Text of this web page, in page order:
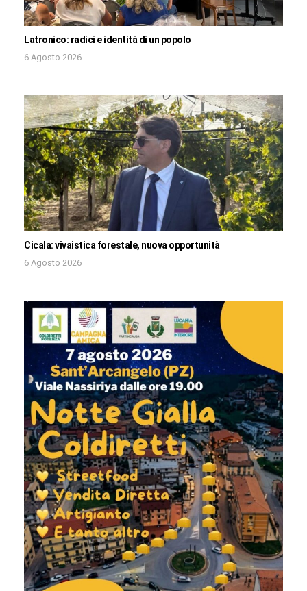
Latronico: radici e identità di un popolo
6 Agosto 2026
Cicala: vivaistica forestale, nuova opportunità
6 Agosto 2026